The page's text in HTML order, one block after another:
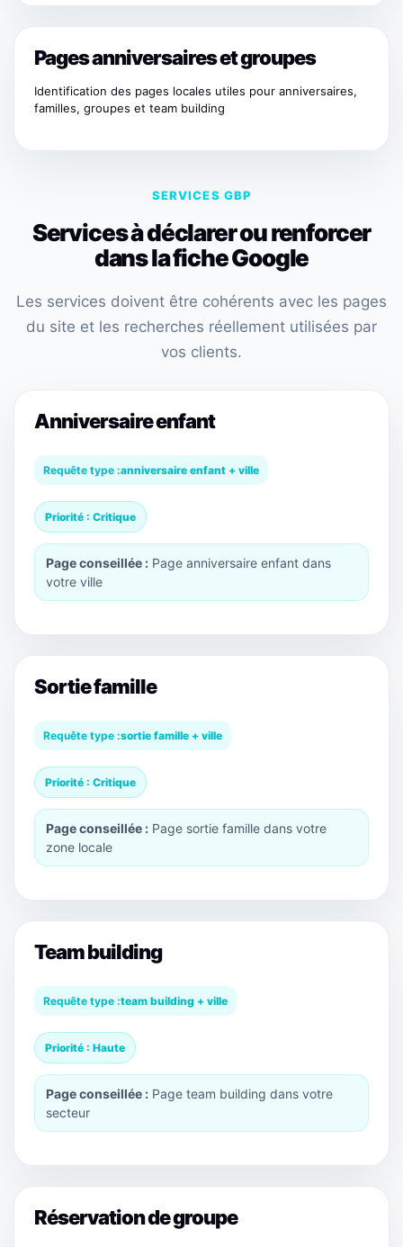
Pages anniversaires et groupes
Identification des pages locales utiles pour anniversaires,
familles, groupes et team building
SERVICES GBP
Services à déclarer ou renforcer
dans la fiche Google
Les services doivent être cohérents avec les pages
du site et les recherches réellement utilisées par
vos clients.
Anniversaire enfant
Requête type :anniversaire enfant + ville
Priorité : Critique
Page conseillée : Page anniversaire enfant dans
votre ville
Sortie famille
Requête type :sortie famille + ville
Priorité : Critique
Page conseillée : Page sortie famille dans votre
zone locale
Team building
Requête type :team building + ville
Priorité : Haute
Page conseillée : Page team building dans votre
secteur
Réservation de groupe